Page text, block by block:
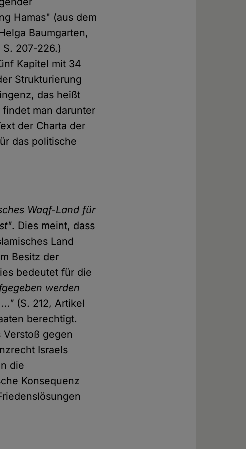
Hamas" (aus dem
Baumgarten,
207-226.)
Kapitel mit 34
Strukturierung
das heißt
man darunter
der Charta der
das politische
Waqf-Land für
. Dies meint, dass
Land
Besitz der
bedeutet für die
werden
(S. 212, Artikel
berechtigt.
gegen
Israels
die
Konsequenz